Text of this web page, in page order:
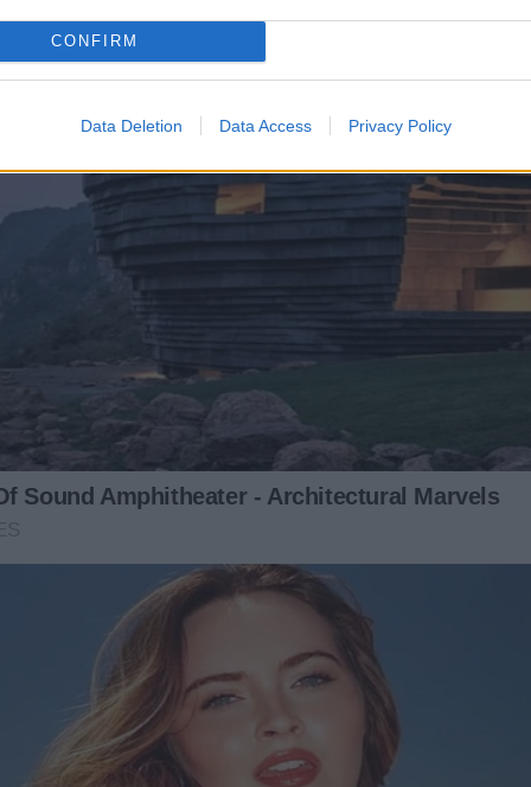
CONFIRM
Data Deletion Data Access Privacy Policy